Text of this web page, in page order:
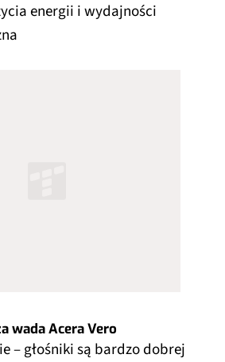
energii i wydajności
wada Acera Vero
– głośniki są bardzo dobrej